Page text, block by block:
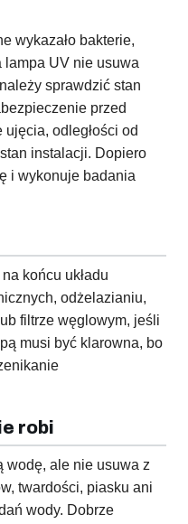
wykazało bakterie,
lampa UV nie usuwa
sprawdzić stan
przed
odległości od
instalacji. Dopiero
i wykonuje badania
końcu układu
odżelazianiu,
filtrze węglowym, jeśli
musi być klarowna, bo
robi
wodę, ale nie usuwa z
twardości, piasku ani
wody. Dobrze